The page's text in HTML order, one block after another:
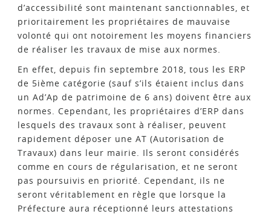
d’accessibilité sont maintenant sanctionnables, et
prioritairement les propriétaires de mauvaise
volonté qui ont notoirement les moyens financiers
de réaliser les travaux de mise aux normes.
En effet, depuis fin septembre 2018, tous les ERP
de 5ième catégorie (sauf s’ils étaient inclus dans
un Ad’Ap de patrimoine de 6 ans) doivent être aux
normes. Cependant, les propriétaires d’ERP dans
lesquels des travaux sont à réaliser, peuvent
rapidement déposer une AT (Autorisation de
Travaux) dans leur mairie. Ils seront considérés
comme en cours de régularisation, et ne seront
pas poursuivis en priorité. Cependant, ils ne
seront véritablement en règle que lorsque la
Préfecture aura réceptionné leurs attestations